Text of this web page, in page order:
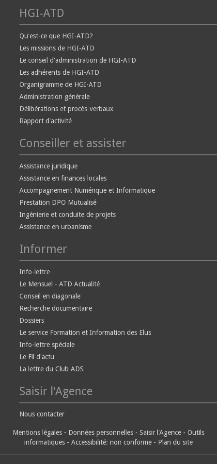
HGI-ATD
Qu'est-ce que HGI-ATD?
Les missions de HGI-ATD
Le conseil d'administration de HGI-ATD
Les adhérents de HGI-ATD
Organigramme de HGI-ATD
Administration générale
Délibérations et procès-verbaux
Rapport d'activité
Conseiller et assister
Assistance juridique
Assistance en finances locales
Accompagnement Numérique et Informatique
Prestation DPO Mutualisé
Ingénierie et conduite de projets
Assistance en urbanisme
Informer
Info-lettre
Le Mensuel - ATD Actualité
Conseil en diagonale
Recherche documentaire
Dossiers
Le service Formation et Information des Elus
Info-lettre spéciale
Le Fil d'actu
La lettre du Club ADS
Saisir l'Agence
Nous contacter
Mentions légales - Données personnelles - Saisir l'Agence - Outils
informatiques - Accessibilité: non conforme - Plan du site